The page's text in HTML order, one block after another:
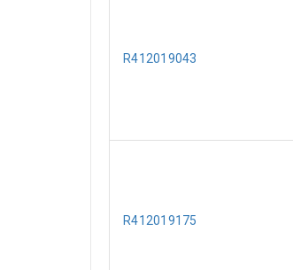
R412019043
R412019175